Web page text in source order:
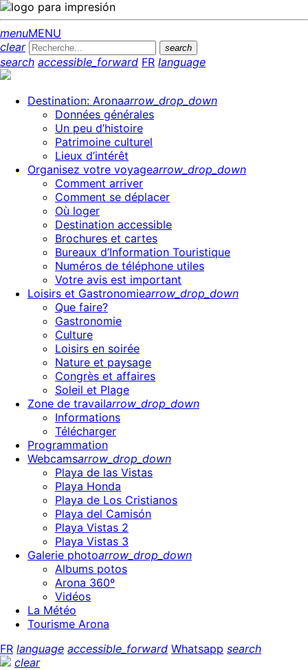
menuMENU
clear
search
search accessible_forward FR language
Destination: Aronaarrow_drop_down
Données générales
Un peu d’histoire
Patrimoine culturel
Lieux d’intérêt
Organisez votre voyagearrow_drop_down
Comment arriver
Comment se déplacer
Où loger
Destination accessible
Brochures et cartes
Bureaux d’Information Touristique
Numéros de téléphone utiles
Votre avis est important
Loisirs et Gastronomiearrow_drop_down
Que faire?
Gastronomie
Culture
Loisirs en soirée
Nature et paysage
Congrès et affaires
Soleil et Plage
Zone de travailarrow_drop_down
Informations
Télécharger
Programmation
Webcamsarrow_drop_down
Playa de las Vistas
Playa Honda
Playa de Los Cristianos
Playa del Camisón
Playa Vistas 2
Playa Vistas 3
Galerie photoarrow_drop_down
Albums potos
Arona 360º
Vidéos
La Météo
Tourisme Arona
FR language accessible_forward Whatsapp search
clear